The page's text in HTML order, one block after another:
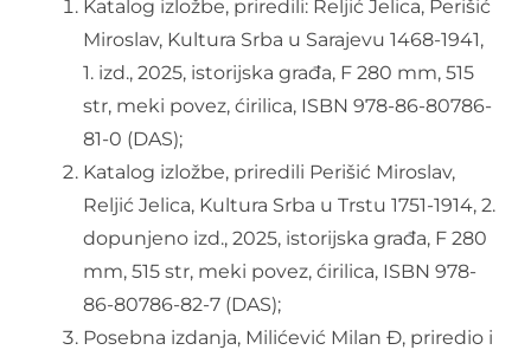
O nama
Latinica
Katalog izložbe, priredili: Reljić Jelica, Perišić
Miroslav, Kultura Srba u Sarajevu 1468-1941,
1. izd., 2025, istorijska građa, F 280 mm, 515
str, meki povez, ćirilica, ISBN 978-86-80786-
81-0 (DAS);
Katalog izložbe, priredili Perišić Miroslav,
Reljić Jelica, Kultura Srba u Trstu 1751-1914, 2.
dopunjeno izd., 2025, istorijska građa, F 280
mm, 515 str, meki povez, ćirilica, ISBN 978-
86-80786-82-7 (DAS);
Posebna izdanja, Milićević Milan Đ, priredio i